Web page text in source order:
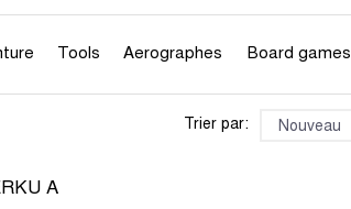
Tools Aerographes Board games
Trier par:
A